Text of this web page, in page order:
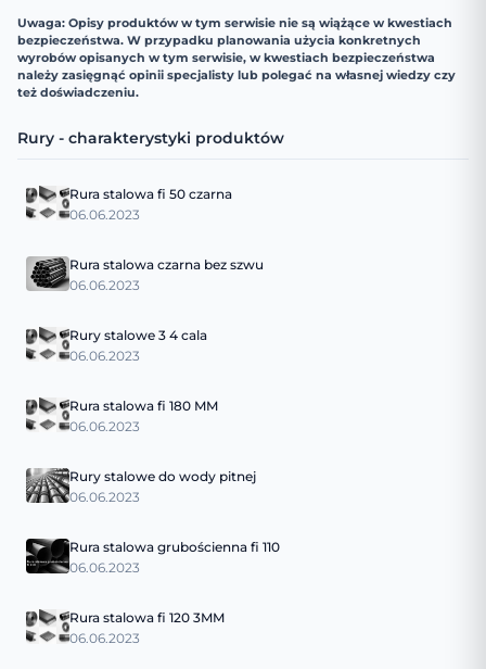
Uwaga: Opisy produktów w tym serwisie nie są wiążące w kwestiach
bezpieczeństwa. W przypadku planowania użycia konkretnych
wyrobów opisanych w tym serwisie, w kwestiach bezpieczeństwa
należy zasięgnąć opinii specjalisty lub polegać na własnej wiedzy czy
też doświadczeniu.
Rury - charakterystyki produktów
Rura stalowa fi 50 czarna
06.06.2023
Rura stalowa czarna bez szwu
06.06.2023
Rury stalowe 3 4 cala
06.06.2023
Rura stalowa fi 180 MM
06.06.2023
Rury stalowe do wody pitnej
06.06.2023
Rura stalowa grubościenna fi 110
06.06.2023
Rura stalowa fi 120 3MM
06.06.2023